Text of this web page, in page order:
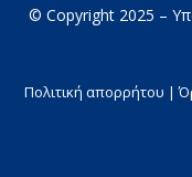
© Copyright 2025 –
Πολιτική απορρήτου |